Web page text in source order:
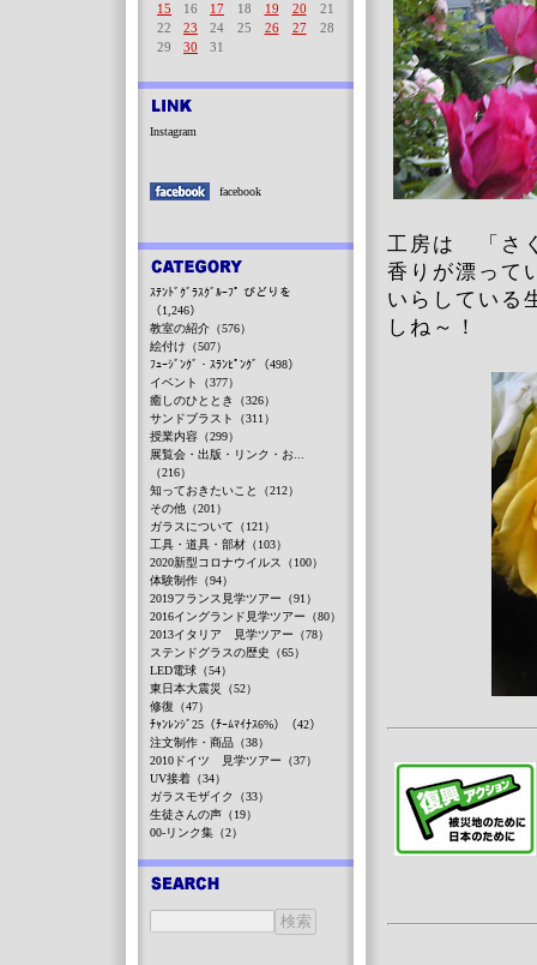
工房は 「さ
香りが漂って
いらしている
しね～！
15
16 17 18 19 20
21
22
23 24 25 26 27
28
29
30 31
Instagram
facebook
ｽﾃﾝﾄﾞｸﾞﾗｽｸﾞﾙｰﾌﾟ びどりを
（1,246）
教室の紹介（576）
絵付け（507）
ﾌｭｰｼﾞﾝｸﾞ・ｽﾗﾝﾋﾟﾝｸﾞ（498）
イベント（377）
癒しのひととき（326）
サンドブラスト（311）
授業内容（299）
展覧会・出版・リンク・お...
（216）
知っておきたいこと（212）
その他（201）
ガラスについて（121）
工具・道具・部材（103）
2020新型コロナウイルス（100）
体験制作（94）
2019フランス見学ツアー（91）
2016イングランド見学ツアー（80）
2013イタリア 見学ツアー（78）
ステンドグラスの歴史（65）
LED電球（54）
東日本大震災（52）
修復（47）
ﾁｬﾝﾚﾝｼﾞ25（ﾁｰﾑﾏｲﾅｽ6%）（42）
注文制作・商品（38）
2010ドイツ 見学ツアー（37）
UV接着（34）
ガラスモザイク（33）
生徒さんの声（19）
00-リンク集（2）